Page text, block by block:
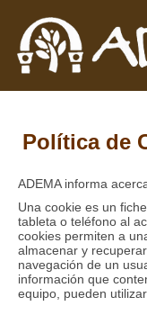
Política de
ADEMA informa
Una cookie es un
tableta o teléfono al
cookies permiten a
almacenar y
navegación de un
información que
equipo, pueden